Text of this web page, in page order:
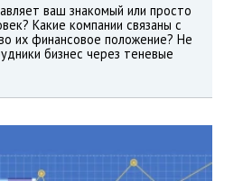
ваш знакомый или просто
Какие компании связаны с
их финансовое положение? Не
бизнес через теневые